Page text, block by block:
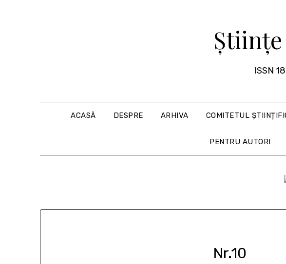
ISSN
ACASĂ DESPRE ARHIVA COMITETUL
PENTRU AUTORI
Nr.10